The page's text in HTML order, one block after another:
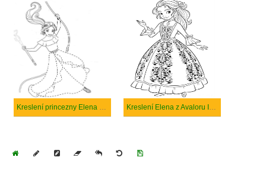
Kreslení princezny Elena úžasné Kreslení Elena z Avaloru Isabel